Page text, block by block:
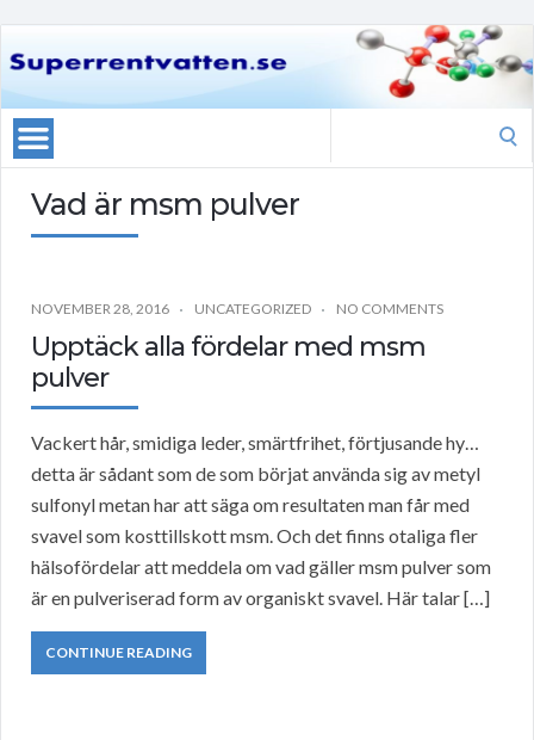
Vad är msm pulver
NOVEMBER 28, 2016 UNCATEGORIZED NO COMMENTS
Upptäck alla fördelar med msm
pulver
Vackert hår, smidiga leder, smärtfrihet, förtjusande hy…
detta är sådant som de som börjat använda sig av metyl
sulfonyl metan har att säga om resultaten man får med
svavel som kosttillskott msm. Och det finns otaliga fler
hälsofördelar att meddela om vad gäller msm pulver som
är en pulveriserad form av organiskt svavel. Här talar […]
CONTINUE READING